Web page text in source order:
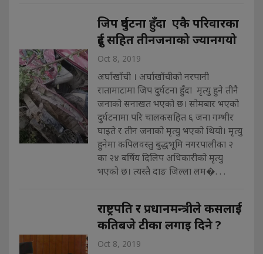
जिप दुर्घटना हुँदा एकै परिवारका
दुई सहित तीनजनाको ज्यानगयो
Oct 8, 2019
अर्घाखाँची । अर्घाखाँचीको नरपानी
रातामाटामा जिप दुर्घटना हुँदा मृत्यु हुने तीनै
जनाको सनाखत भएको छ। सोमबार भएको
दुर्घटनामा परि चालकसहित ६ जना गम्भीर
घाइते र तीन जनाको मृत्यु भएको थियो। मृत्यु
हुनेमा कपिलवस्तु बुद्धभूमि नगरपालीका २
का २४ बर्षिय दिलिप अधिकारीको मृत्यु
भएको छ। त्यस्तै दाङ जिल्ला लम�. . .
राष्ट्रपति र प्रधानमन्त्रीले कसलाई
कतिबजे टीका लगाइ दिने ?
Oct 8, 2019